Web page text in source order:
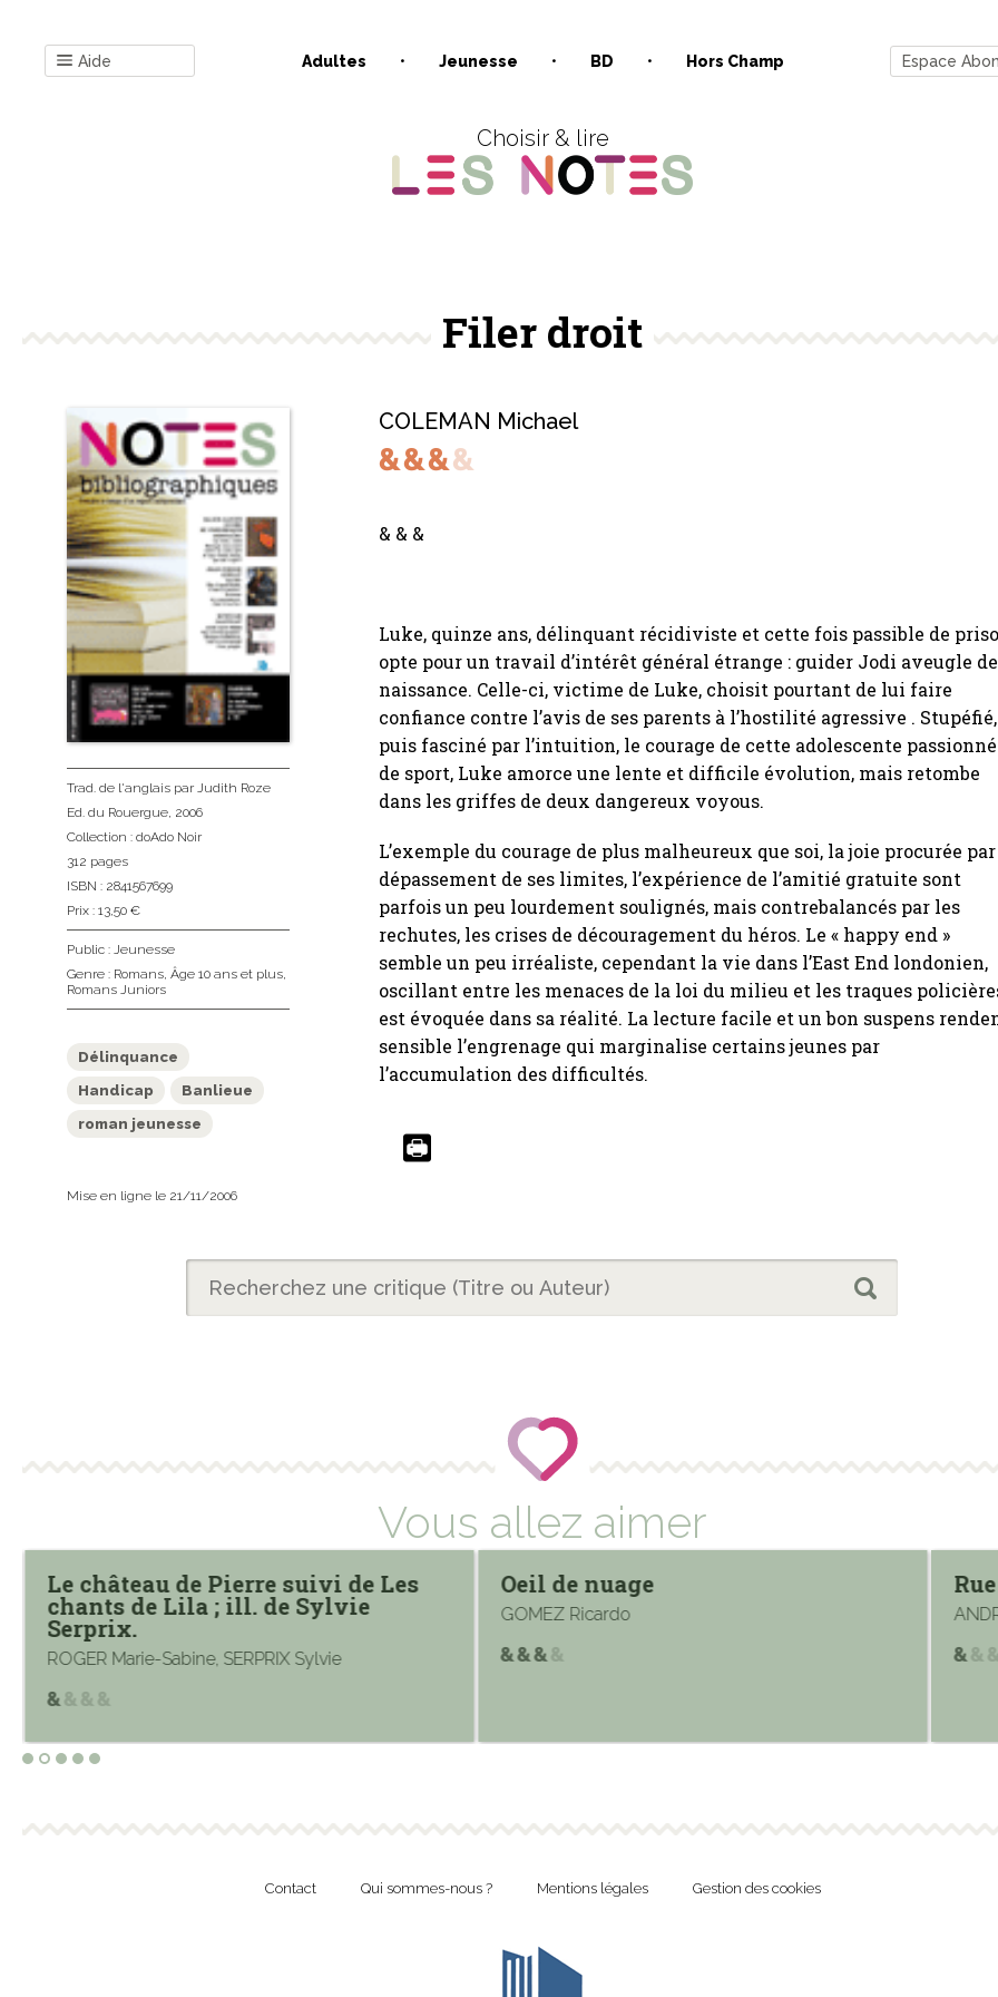
Aide Adultes Jeunesse BD Hors Champ Espace
Choisir & lire
Filer droit
COLEMAN Michael
& & &
Luke, quinze ans, délinquant récidiviste et cette fois passible de
opte pour un travail d’intérêt général étrange : guider Jodi aveugle de
naissance. Celle-ci, victime de Luke, choisit pourtant de lui faire
confiance contre l’avis de ses parents à l’hostilité agressive . Stupéfié,
puis fasciné par l’intuition, le courage de cette adolescente
de sport, Luke amorce une lente et difficile évolution, mais retombe
dans les griffes de deux dangereux voyous.
L’exemple du courage de plus malheureux que soi, la joie procurée
dépassement de ses limites, l’expérience de l’amitié gratuite sont
parfois un peu lourdement soulignés, mais contrebalancés par les
rechutes, les crises de découragement du héros. Le « happy end »
semble un peu irréaliste, cependant la vie dans l’East End londonien,
oscillant entre les menaces de la loi du milieu et les traques
est évoquée dans sa réalité. La lecture facile et un bon suspens
sensible l’engrenage qui marginalise certains jeunes par
l’accumulation des difficultés.
Trad. de l'anglais par Judith Roze
Ed. du Rouergue, 2006
Collection : doAdo Noir
312 pages
ISBN : 2841567699
Prix : 13,50 €
Public : Jeunesse
Genre : Romans, Âge 10 ans et plus,
Romans Juniors
Délinquance
Handicap
Banlieue
roman jeunesse
Mise en ligne le 21/11/2006
Vous allez aimer
Le château de Pierre suivi de Les
chants de Lila ; ill. de Sylvie
Serprix.
ROGER Marie-Sabine, SERPRIX Sylvie
Oeil de nuage
GOMEZ Ricardo
Contact Qui sommes-nous ? Mentions légales Gestion des cookies